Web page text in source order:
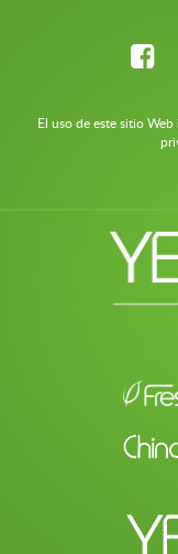
El uso de este sitio